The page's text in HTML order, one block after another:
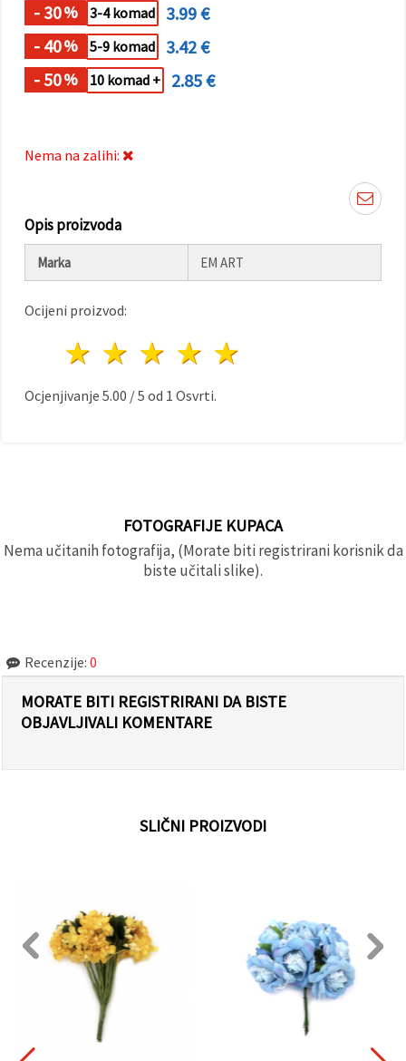
kolačića i
klikom na
gumb
"Spremi".
Postavke
- 30% 3-4 komad
3.99 €
- 40% 5-9 komad
3.42 €
- 50% 10 komad + 2.85 €
Nema na zalihi:
Opis proizvoda
Marka EM ART
Ocijeni proizvod:
4 zvijezde
3 zvijezde
2 zvijezde
1 zvijezda
Ocjenjivanje 5.00 /5 od 1 Osvrti.
FOTOGRAFIJE KUPACA
Nema učitanih fotografija, (Morate biti registrirani korisnik da
biste učitali slike).
Recenzije: 0
MORATE BITI REGISTRIRANI DA BISTE
OBJAVLJIVALI KOMENTARE
SLIČNI PROIZVODI